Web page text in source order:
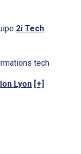
2i Tech
tech
Lyon [+]